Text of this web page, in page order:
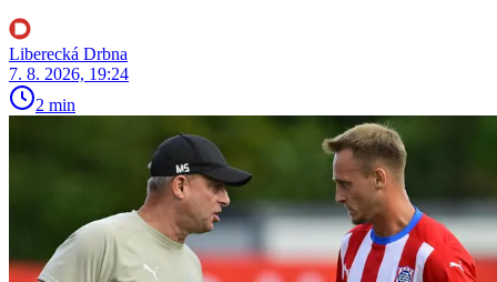
Liberecká Drbna
7. 8. 2026, 19:24
2 min